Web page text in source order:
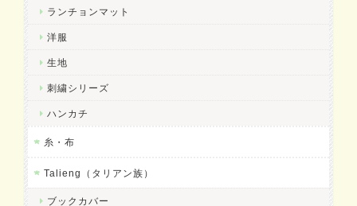
ランチョンマット
洋服
生地
刺繍シリーズ
ハンカチ
糸・布
Talieng（タリアン族）
ブックカバー